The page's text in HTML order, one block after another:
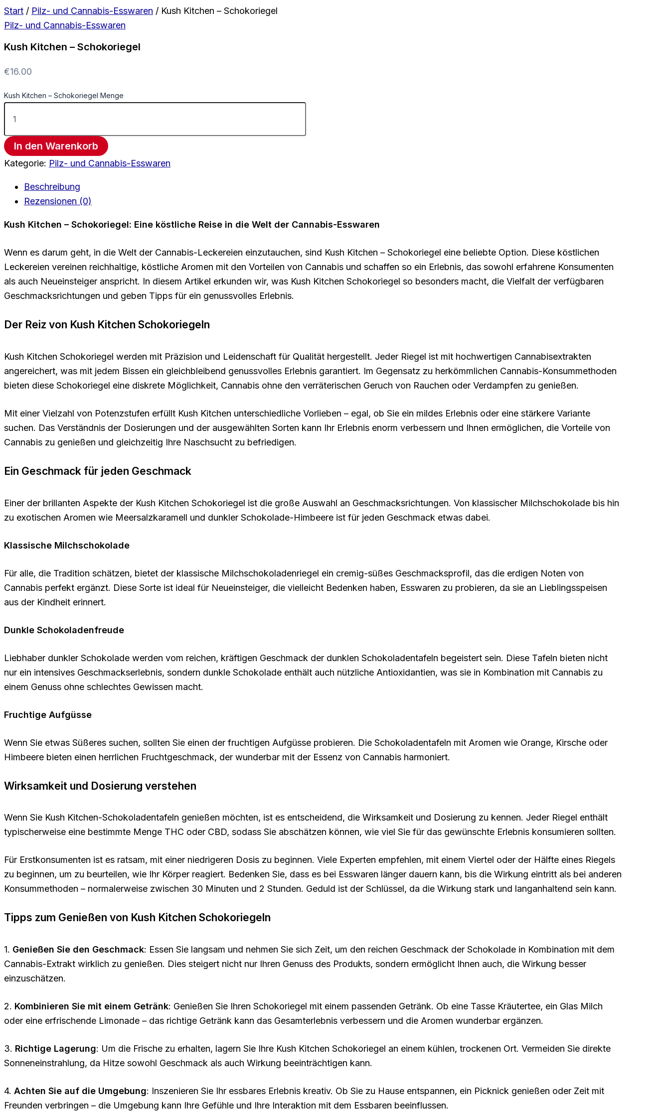
Start / Pilz- und Cannabis-Esswaren / Kush Kitchen – Schokoriegel
Pilz- und Cannabis-Esswaren
Kush Kitchen – Schokoriegel
€16.00
Kush Kitchen – Schokoriegel Menge
In den Warenkorb
Kategorie: Pilz- und Cannabis-Esswaren
Beschreibung
Rezensionen (0)
Kush Kitchen – Schokoriegel: Eine köstliche Reise in die Welt der Cannabis-Esswaren
Wenn es darum geht, in die Welt der Cannabis-Leckereien einzutauchen, sind Kush Kitchen – Schokoriegel eine beliebte Option. Diese köstlichen
Leckereien vereinen reichhaltige, köstliche Aromen mit den Vorteilen von Cannabis und schaffen so ein Erlebnis, das sowohl erfahrene Konsumenten
als auch Neueinsteiger anspricht. In diesem Artikel erkunden wir, was Kush Kitchen Schokoriegel so besonders macht, die Vielfalt der verfügbaren
Geschmacksrichtungen und geben Tipps für ein genussvolles Erlebnis.
Der Reiz von Kush Kitchen Schokoriegeln
Kush Kitchen Schokoriegel werden mit Präzision und Leidenschaft für Qualität hergestellt. Jeder Riegel ist mit hochwertigen Cannabisextrakten
angereichert, was mit jedem Bissen ein gleichbleibend genussvolles Erlebnis garantiert. Im Gegensatz zu herkömmlichen Cannabis-Konsummethoden
bieten diese Schokoriegel eine diskrete Möglichkeit, Cannabis ohne den verräterischen Geruch von Rauchen oder Verdampfen zu genießen.
Mit einer Vielzahl von Potenzstufen erfüllt Kush Kitchen unterschiedliche Vorlieben – egal, ob Sie ein mildes Erlebnis oder eine stärkere Variante
suchen. Das Verständnis der Dosierungen und der ausgewählten Sorten kann Ihr Erlebnis enorm verbessern und Ihnen ermöglichen, die Vorteile von
Cannabis zu genießen und gleichzeitig Ihre Naschsucht zu befriedigen.
Ein Geschmack für jeden Geschmack
Einer der brillanten Aspekte der Kush Kitchen Schokoriegel ist die große Auswahl an Geschmacksrichtungen. Von klassischer Milchschokolade bis hin
zu exotischen Aromen wie Meersalzkaramell und dunkler Schokolade-Himbeere ist für jeden Geschmack etwas dabei.
Klassische Milchschokolade
Für alle, die Tradition schätzen, bietet der klassische Milchschokoladenriegel ein cremig-süßes Geschmacksprofil, das die erdigen Noten von
Cannabis perfekt ergänzt. Diese Sorte ist ideal für Neueinsteiger, die vielleicht Bedenken haben, Esswaren zu probieren, da sie an Lieblingsspeisen
aus der Kindheit erinnert.
Dunkle Schokoladenfreude
Liebhaber dunkler Schokolade werden vom reichen, kräftigen Geschmack der dunklen Schokoladentafeln begeistert sein. Diese Tafeln bieten nicht
nur ein intensives Geschmackserlebnis, sondern dunkle Schokolade enthält auch nützliche Antioxidantien, was sie in Kombination mit Cannabis zu
einem Genuss ohne schlechtes Gewissen macht.
Fruchtige Aufgüsse
Wenn Sie etwas Süßeres suchen, sollten Sie einen der fruchtigen Aufgüsse probieren. Die Schokoladentafeln mit Aromen wie Orange, Kirsche oder
Himbeere bieten einen herrlichen Fruchtgeschmack, der wunderbar mit der Essenz von Cannabis harmoniert.
Wirksamkeit und Dosierung verstehen
Wenn Sie Kush Kitchen-Schokoladentafeln genießen möchten, ist es entscheidend, die Wirksamkeit und Dosierung zu kennen. Jeder Riegel enthält
typischerweise eine bestimmte Menge THC oder CBD, sodass Sie abschätzen können, wie viel Sie für das gewünschte Erlebnis konsumieren sollten.
Für Erstkonsumenten ist es ratsam, mit einer niedrigeren Dosis zu beginnen. Viele Experten empfehlen, mit einem Viertel oder der Hälfte eines Riegels
zu beginnen, um zu beurteilen, wie Ihr Körper reagiert. Bedenken Sie, dass es bei Esswaren länger dauern kann, bis die Wirkung eintritt als bei anderen
Konsummethoden – normalerweise zwischen 30 Minuten und 2 Stunden. Geduld ist der Schlüssel, da die Wirkung stark und langanhaltend sein kann.
Tipps zum Genießen von Kush Kitchen Schokoriegeln
1. Genießen Sie den Geschmack: Essen Sie langsam und nehmen Sie sich Zeit, um den reichen Geschmack der Schokolade in Kombination mit dem
Cannabis-Extrakt wirklich zu genießen. Dies steigert nicht nur Ihren Genuss des Produkts, sondern ermöglicht Ihnen auch, die Wirkung besser
einzuschätzen.
2. Kombinieren Sie mit einem Getränk: Genießen Sie Ihren Schokoriegel mit einem passenden Getränk. Ob eine Tasse Kräutertee, ein Glas Milch
oder eine erfrischende Limonade – das richtige Getränk kann das Gesamterlebnis verbessern und die Aromen wunderbar ergänzen.
3. Richtige Lagerung: Um die Frische zu erhalten, lagern Sie Ihre Kush Kitchen Schokoriegel an einem kühlen, trockenen Ort. Vermeiden Sie direkte
Sonneneinstrahlung, da Hitze sowohl Geschmack als auch Wirkung beeinträchtigen kann.
4. Achten Sie auf die Umgebung: Inszenieren Sie Ihr essbares Erlebnis kreativ. Ob Sie zu Hause entspannen, ein Picknick genießen oder Zeit mit
Freunden verbringen – die Umgebung kann Ihre Gefühle und Ihre Interaktion mit dem Essbaren beeinflussen.